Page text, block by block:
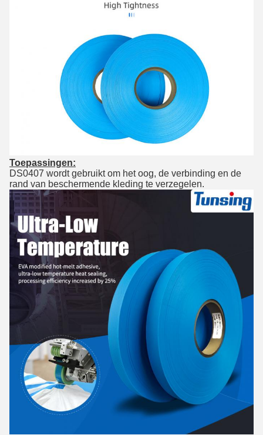
Toepassingen:
DS0407 wordt gebruikt om het oog, de verbinding en de
rand van beschermende kleding te verzegelen.